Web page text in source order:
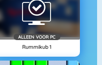
ALLEEN VOOR PC
Rummikub 1